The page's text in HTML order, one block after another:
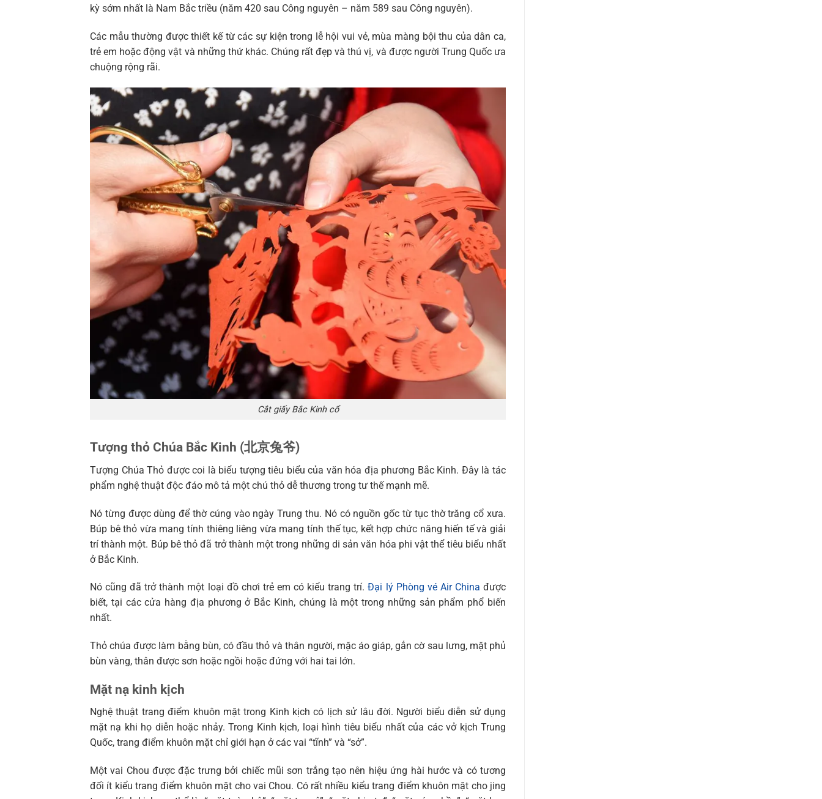
kỳ sớm nhất là Nam Bắc triều (năm 420 sau Công nguyên – năm 589 sau Công nguyên).
Các mẫu thường được thiết kế từ các sự kiện trong lễ hội vui vẻ, mùa màng bội thu của dân ca,
trẻ em hoặc động vật và những thứ khác. Chúng rất đẹp và thú vị, và được người Trung Quốc ưa
chuộng rộng rãi.
Cắt giấy Bắc Kinh cổ
Tượng thỏ Chúa Bắc Kinh (北京兔爷)
Tượng Chúa Thỏ được coi là biểu tượng tiêu biểu của văn hóa địa phương Bắc Kinh. Đây là tác
phẩm nghệ thuật độc đáo mô tả một chú thỏ dễ thương trong tư thế mạnh mẽ.
Nó từng được dùng để thờ cúng vào ngày Trung thu. Nó có nguồn gốc từ tục thờ trăng cổ xưa.
Búp bê thỏ vừa mang tính thiêng liêng vừa mang tính thế tục, kết hợp chức năng hiến tế và giải
trí thành một. Búp bê thỏ đã trở thành một trong những di sản văn hóa phi vật thể tiêu biểu nhất
ở Bắc Kinh.
Nó cũng đã trở thành một loại đồ chơi trẻ em có kiểu trang trí.Đại lý Phòng vé Air China được
biết, tại các cửa hàng địa phương ở Bắc Kinh, chúng là một trong những sản phẩm phổ biến
nhất.
Thỏ chúa được làm bằng bùn, có đầu thỏ và thân người, mặc áo giáp, gắn cờ sau lưng, mặt phủ
bùn vàng, thân được sơn hoặc ngồi hoặc đứng với hai tai lớn.
Mặt nạ kinh kịch
Nghệ thuật trang điểm khuôn mặt trong Kinh kịch có lịch sử lâu đời. Người biểu diễn sử dụng
mặt nạ khi họ diễn hoặc nhảy. Trong Kinh kịch, loại hình tiêu biểu nhất của các vở kịch Trung
Quốc, trang điểm khuôn mặt chỉ giới hạn ở các vai “tĩnh” và “sở”.
Một vai Chou được đặc trưng bởi chiếc mũi sơn trắng tạo nên hiệu ứng hài hước và có tương
đối ít kiểu trang điểm khuôn mặt cho vai Chou. Có rất nhiều kiểu trang điểm khuôn mặt cho jing